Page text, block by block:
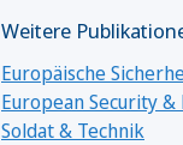
Weitere
Europäische
European Security &
Soldat & Technik